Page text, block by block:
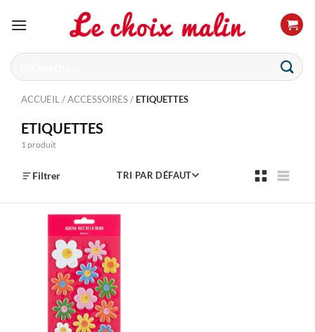
Recherche
pour :
ACCUEIL /ACCESSOIRES/ ETIQUETTES
ETIQUETTES
1 produit
Filtrer TRI PAR DÉFAUT